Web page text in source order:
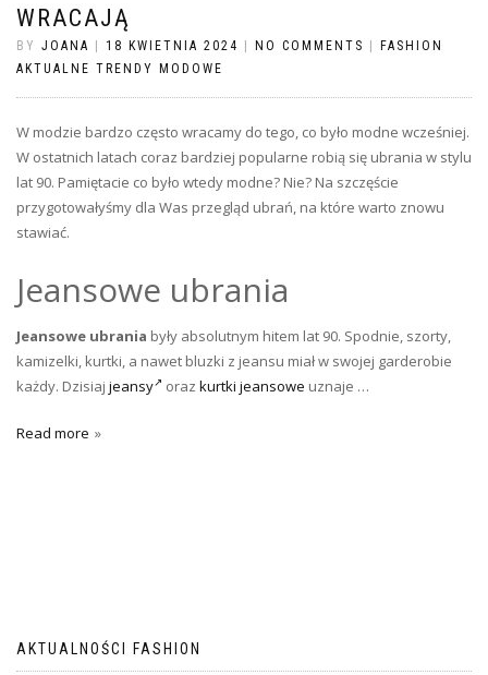
WRACAJĄ
BY JOANA 18 KWIETNIA 2024 NO COMMENTS
FASHION
AKTUALNE TRENDY MODOWE
W modzie bardzo często wracamy do tego, co było modne wcześniej.
W ostatnich latach coraz bardziej popularne robią się ubrania w stylu
lat 90. Pamiętacie co było wtedy modne? Nie? Na szczęście
przygotowałyśmy dla Was przegląd ubrań, na które warto znowu
stawiać.
Jeansowe ubrania
Jeansowe ubrania były absolutnym hitem lat 90. Spodnie, szorty,
kamizelki, kurtki, a nawet bluzki z jeansu miał w swojej garderobie
każdy. Dzisiaj jeansy oraz kurtki jeansowe uznaje …
Read more
AKTUALNOŚCI FASHION